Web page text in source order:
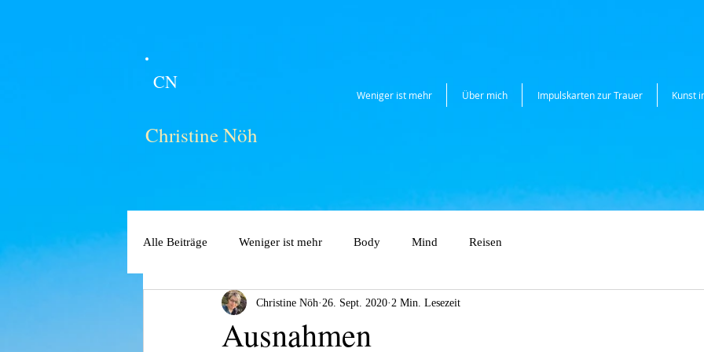
Weniger ist mehr Über mich Impulskarten zur Trauer Kunst
CN
Christine Nöh
Alle Beiträge Weniger ist mehr Body Mind Reisen
Ausnahmen
Christine Nöh 26. Sept. 2020 2 Min. Lesezeit